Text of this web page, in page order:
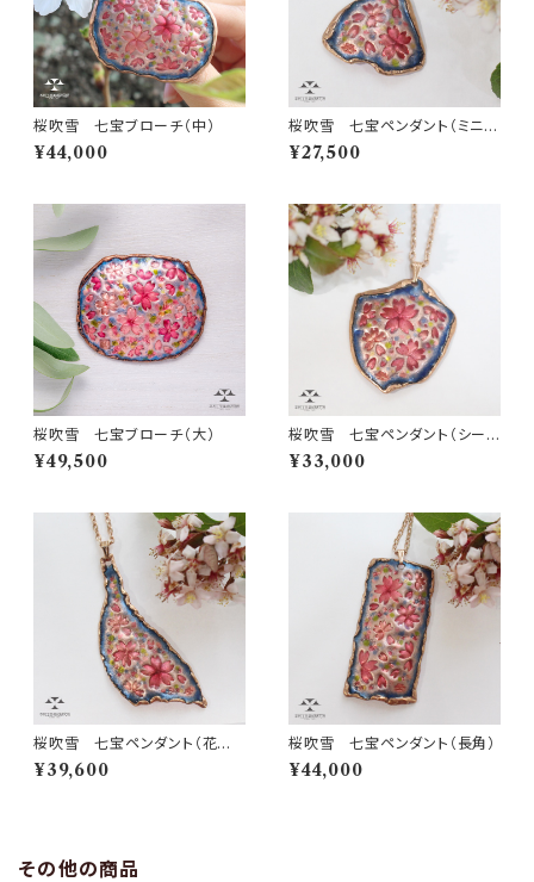
桜吹雪 七宝ブローチ（中）
¥44,000
桜吹雪 七宝ペンダント（ミニ三
角）
¥27,500
桜吹雪 七宝ブローチ（大）
¥49,500
桜吹雪 七宝ペンダント（シール
ド形）
¥33,000
桜吹雪 七宝ペンダント（花びら
形）
¥39,600
桜吹雪 七宝ペンダント（長角）
¥44,000
その他の商品